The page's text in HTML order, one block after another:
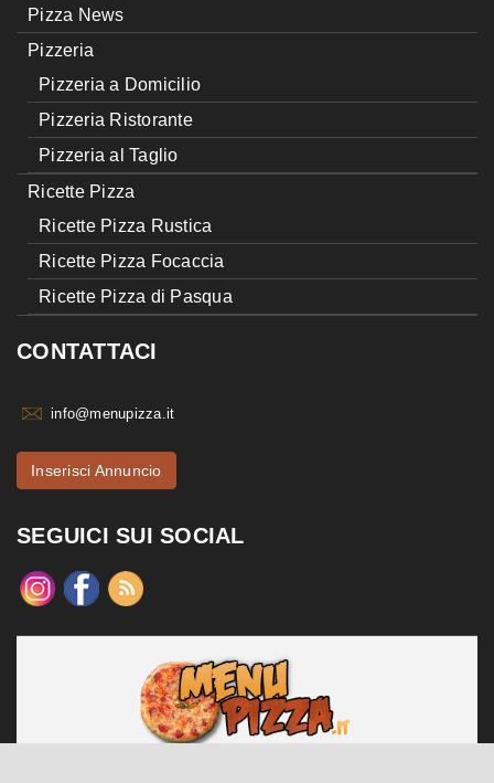
Pizza News
Pizzeria
Pizzeria a Domicilio
Pizzeria Ristorante
Pizzeria al Taglio
Ricette Pizza
Ricette Pizza Rustica
Ricette Pizza Focaccia
Ricette Pizza di Pasqua
CONTATTACI
info@menupizza.it
Inserisci Annuncio
SEGUICI SUI SOCIAL